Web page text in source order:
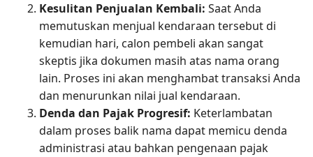
Kesulitan Penjualan Kembali: Saat Anda
memutuskan menjual kendaraan tersebut di
kemudian hari, calon pembeli akan sangat
skeptis jika dokumen masih atas nama orang
lain. Proses ini akan menghambat transaksi Anda
dan menurunkan nilai jual kendaraan.
Denda dan Pajak Progresif: Keterlambatan
dalam proses balik nama dapat memicu denda
administrasi atau bahkan pengenaan pajak